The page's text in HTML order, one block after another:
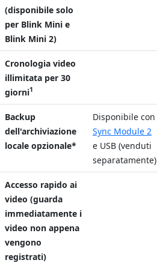
(disponibile solo
per Blink Mini e
Blink Mini 2)
Cronologia video
illimitata per 30
giorni1
Backup
dell'archiviazione
locale opzionale*
Disponibile con
Sync Module 2
e USB (venduti
separatamente)
Accesso rapido ai
video (guarda
immediatamente i
video non appena
vengono
registrati)